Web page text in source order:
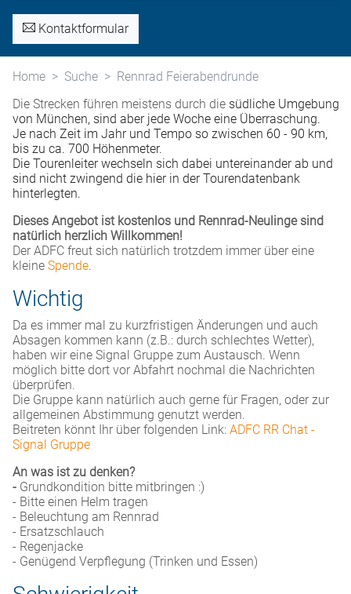
Kontaktformular
Home Suche
Rennrad Feierabendrunde
Die Strecken führen meistens durch die südliche Umgebung
von München, sind aber jede Woche eine Überraschung.
Je nach Zeit im Jahr und Tempo so zwischen 60 - 90 km,
bis zu ca. 700 Höhenmeter.
Die Tourenleiter wechseln sich dabei untereinander ab und
sind nicht zwingend die hier in der Tourendatenbank
hinterlegten.
Dieses Angebot ist kostenlos und Rennrad-Neulinge sind
natürlich herzlich Willkommen!
Der ADFC freut sich natürlich trotzdem immer über eine
kleine Spende.
Wichtig
Da es immer mal zu kurzfristigen Änderungen und auch
Absagen kommen kann (z.B.: durch schlechtes Wetter),
haben wir eine Signal Gruppe zum Austausch. Wenn
möglich bitte dort vor Abfahrt nochmal die Nachrichten
überprüfen.
Die Gruppe kann natürlich auch gerne für Fragen, oder zur
allgemeinen Abstimmung genutzt werden.
Beitreten könnt Ihr über folgenden Link: ADFC RR Chat -
Signal Gruppe
An was ist zu denken?
- Grundkondition bitte mitbringen :)
- Bitte einen Helm tragen
- Beleuchtung am Rennrad
- Ersatzschlauch
- Regenjacke
- Genügend Verpflegung (Trinken und Essen)